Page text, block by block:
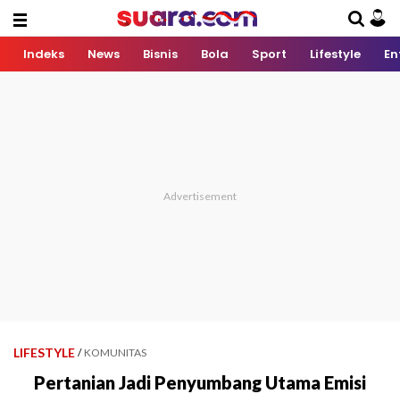
Indeks News Bisnis Bola Sport Lifestyle
LIFESTYLE / KOMUNITAS
Pertanian Jadi Penyumbang Utama Emisi